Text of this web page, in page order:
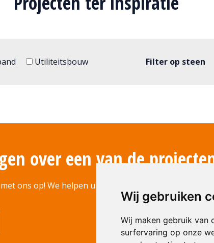
Wij gebruiken
Wij maken gebruik van
surfervaring op onze
Utiliteitsbouw Filter op steen
over een van de
ons op! We helpen u graag verder.